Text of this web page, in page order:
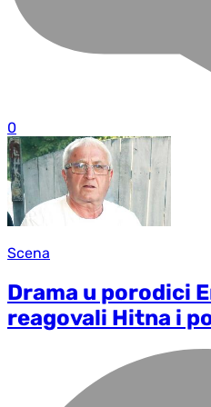
0
Scena
Drama u porodici
reagovali Hitna i